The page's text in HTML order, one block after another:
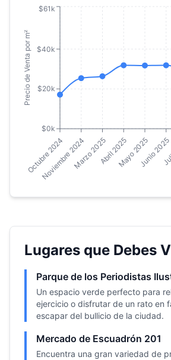
Octubre 2024
Noviembre 2024Marzo 2025Abril 2025Mayo 2025Junio 2025
$0k
$20k
$40k
$61k
Precio de Venta por m²
Lugares que Debes
Parque de los Periodistas
Un espacio verde perfecto para
ejercicio o disfrutar de un rato en
escapar del bullicio de la ciudad.
Mercado de Escuadrón 201
Encuentra una gran variedad de